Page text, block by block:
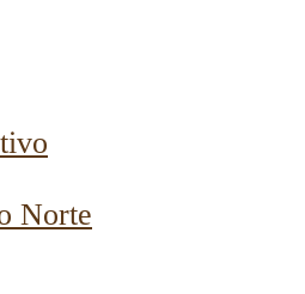
Norte